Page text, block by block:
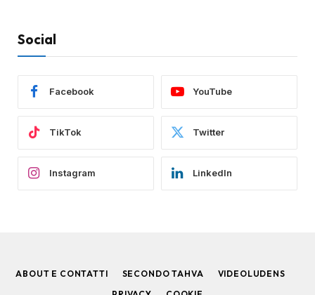
Social
Facebook YouTube
TikTok Twitter
Instagram LinkedIn
ABOUT E CONTATTI SECONDO TAHVA
VIDEOLUDENS